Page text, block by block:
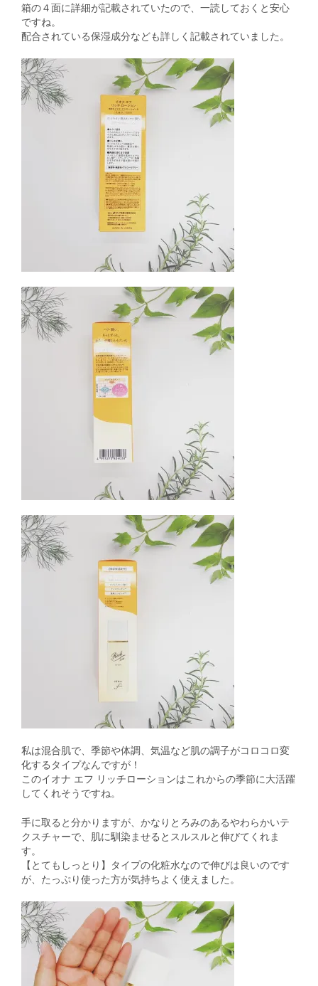
箱の４面に詳細が記載されていたので、一読しておくと安心
ですね。
配合されている保湿成分なども詳しく記載されていました。
私は混合肌で、季節や体調、気温など肌の調子がコロコロ変
化するタイプなんですが！
このイオナ エフ リッチローションはこれからの季節に大活躍
してくれそうですね。
手に取ると分かりますが、かなりとろみのあるやわらかいテ
クスチャーで、肌に馴染ませるとスルスルと伸びてくれま
す。
【とてもしっとり】タイプの化粧水なので伸びは良いのです
が、たっぷり使った方が気持ちよく使えました。